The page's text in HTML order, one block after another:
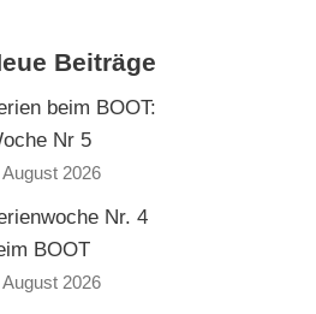
Beiträge
beim BOOT:
Nr 5
August 2026
Nr. 4
BOOT
August 2026